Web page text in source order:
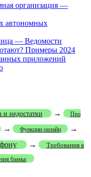
организация —
автономных
— Ведомости
Примеры 2024
приложений
недостатки → Про
→ Функции онлайн →
→
Требования к
банка